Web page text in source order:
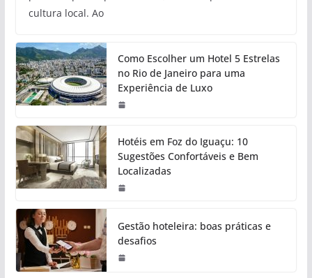
cultura local. Ao
Como Escolher um Hotel 5 Estrelas
no Rio de Janeiro para uma
Experiência de Luxo
Hotéis em Foz do Iguaçu: 10
Sugestões Confortáveis e Bem
Localizadas
Gestão hoteleira: boas práticas e
desafios